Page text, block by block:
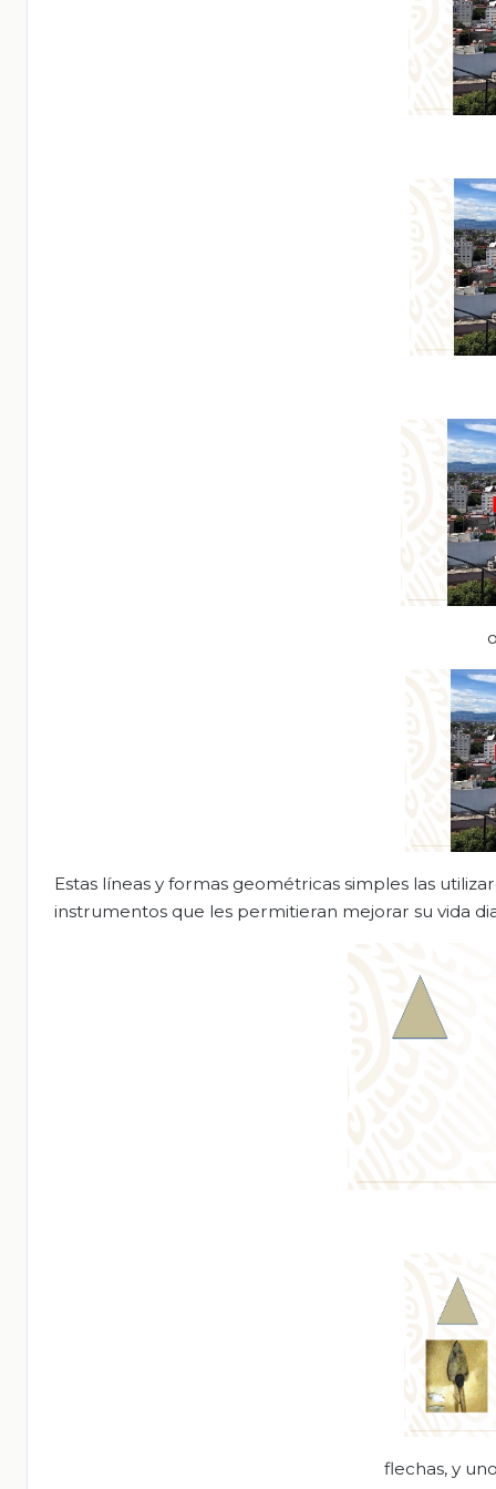
Estas líneas y formas geométricas simples las
instrumentos que les permitieran mejorar su vida
flechas, y